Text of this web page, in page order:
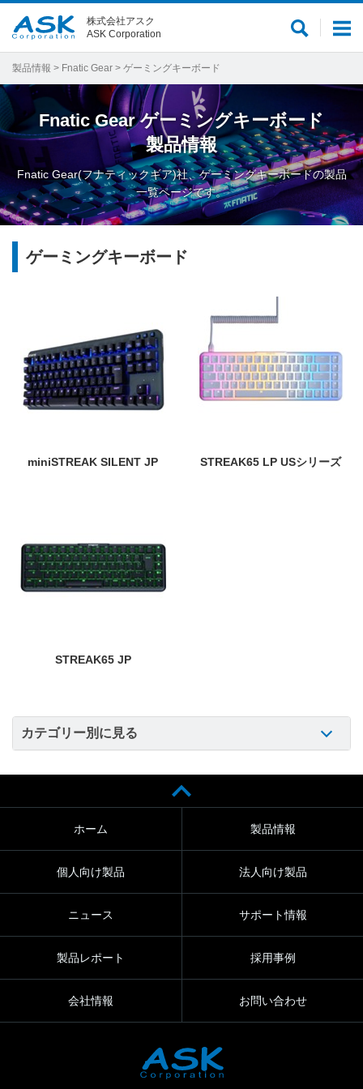
メ
ー
サ
内
索
株式会社アスク
ASK Corporation
製品情報 > Fnatic Gear > ゲーミングキーボード
Fnatic Gear ゲーミングキーボード
製品情報
Fnatic Gear(フナティックギア)社、ゲーミングキーボードの製品
一覧ページです。
ゲーミングキーボード
miniSTREAK SILENT JP STREAK65 LP USシリーズ
STREAK65 JP
カテゴリー別に見る
ホーム 製品情報
個人向け製品 法人向け製品
ニュース サポート情報
製品レポート 採用事例
会社情報 お問い合わせ